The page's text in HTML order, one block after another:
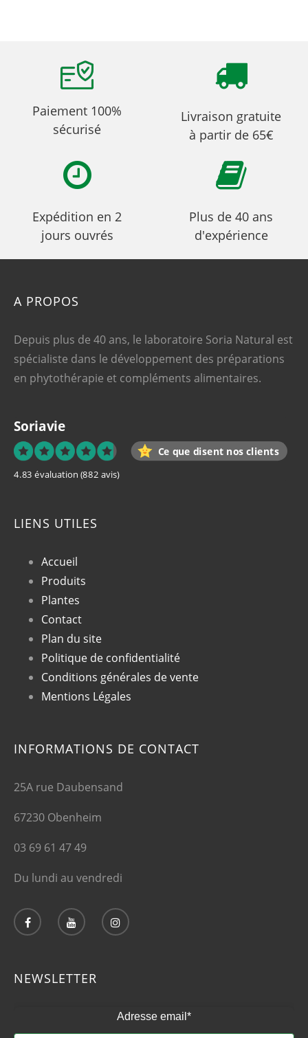
Paiement 100%
sécurisé
Livraison gratuite
à partir de 65€
Expédition en 2
jours ouvrés
Plus de 40 ans
d'expérience
A PROPOS
Depuis plus de 40 ans, le laboratoire Soria Natural est
spécialiste dans le développement des préparations
en phytothérapie et compléments alimentaires.
Soriavie
Ce que disent nos clients
4.83 évaluation (882 avis)
LIENS UTILES
Accueil
Produits
Plantes
Contact
Plan du site
Politique de confidentialité
Conditions générales de vente
Mentions Légales
INFORMATIONS DE CONTACT
25A rue Daubensand
67230 Obenheim
03 69 61 47 49
Du lundi au vendredi
NEWSLETTER
Adresse email*